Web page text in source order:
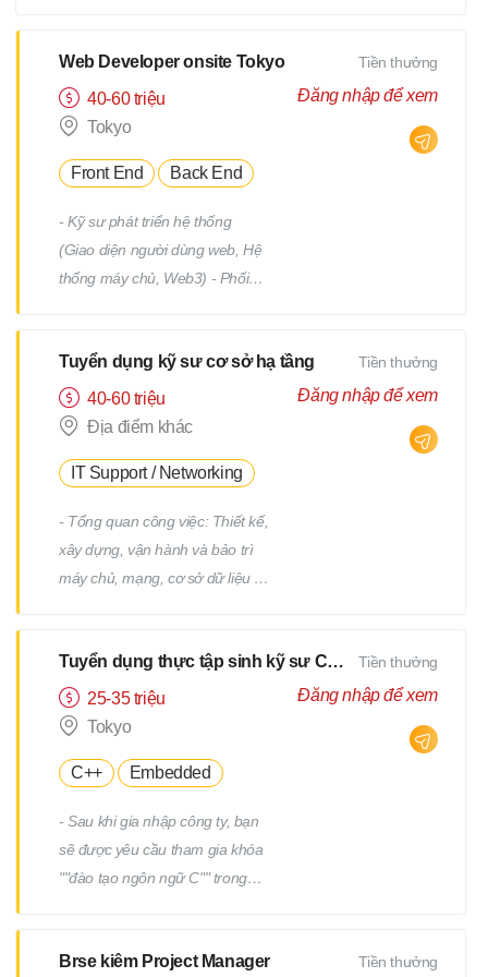
triển Quản lý: Chất lượng
(Quality) Tiến độ (Progress)
Thời hạn (Deadline)
Web Developer onsite Tokyo
40-60 triệu
Tokyo
Front End Back End
- Kỹ sư phát triển hệ thống
(Giao diện người dùng web, Hệ
thống máy chủ, Web3) - Phối
chính hoặc từng địa điểm dự án
(trong phạm vi 23 quận của
Tokyo) *Việc chuyển giao dự án
Tiền thưởng
Đăng nhập để xem
Tuyển dụng kỹ sư cơ sở hạ tầng
40-60 triệu
Địa điểm khác
IT Support / Networking
- Tổng quan công việc: Thiết kế,
xây dựng, vận hành và bảo trì
máy chủ, mạng, cơ sở dữ liệu /
cả các giai đoạn trên và dưới
của quy trình. Chúng tôi sẽ giao
cho bạn các công việc phù hợp
bạn. - Ví dụ về công việc: Thiết
Windows/Linux Tái cấu trúc hạ
tầng liên quan đến việc thay thế
hệ điều hành hoặc phần mềm
Tiền thưởng
Đăng nhập để xem
Tuyển dụng thực tập sinh kỹ sư CNTT
25-35 triệu
Tokyo
C++ Embedded
- Sau khi gia nhập công ty, bạn
sẽ được yêu cầu tham gia khóa
""đào tạo ngôn ngữ C"" trong
yêu cầu tham gia thêm một
Tiền thưởng
Đăng nhập để xem
Brse kiêm Project Manager
Tiền thưởng